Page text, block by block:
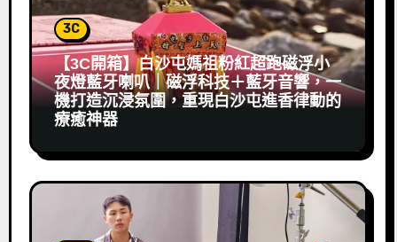
3C
【3C開箱】白沙屯媽祖粉紅超跑磁浮小
夜燈藍牙喇叭｜磁浮科技＋藍牙音響，一
機打造沉浸氛圍，重現白沙屯進香律動的
療癒神器